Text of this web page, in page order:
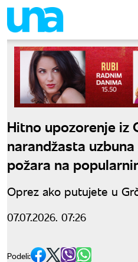
Hitno upozorenje iz
narandžasta
požara na
Oprez ako putujete u
07.07.2026. 07:26
Podeli: